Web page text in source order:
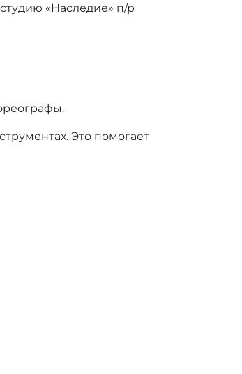
«Наследие» п/р
Это помогает